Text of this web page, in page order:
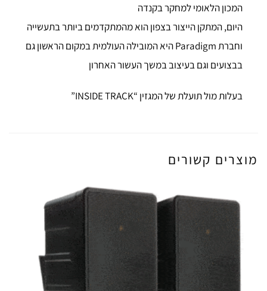
המכון הלאומי למחקר בקנדה
היום, המתקן הייצור בצפון הוא מהמתקדמים ביותר בתעשייה
וחברת Paradigm היא המובילה העולמית במקום הראשון גם
בבצועים וגם בעיצוב במשך העשור האחרון
בעלות מול תועלת של המגזין “INSIDE TRACK”
מוצרים קשורים